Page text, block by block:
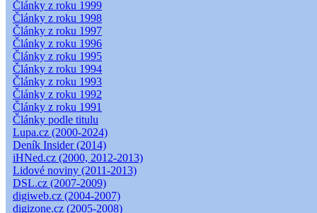
Články z roku 1999
Články z roku 1998
Články z roku 1997
Články z roku 1996
Články z roku 1995
Články z roku 1994
Články z roku 1993
Články z roku 1992
Články z roku 1991
Články podle titulu
Lupa.cz (2000-2024)
Deník Insider (2014)
iHNed.cz (2000, 2012-2013)
Lidové noviny (2011-2013)
DSL.cz (2007-2009)
digiweb.cz (2004-2007)
digizone.cz (2005-2008)